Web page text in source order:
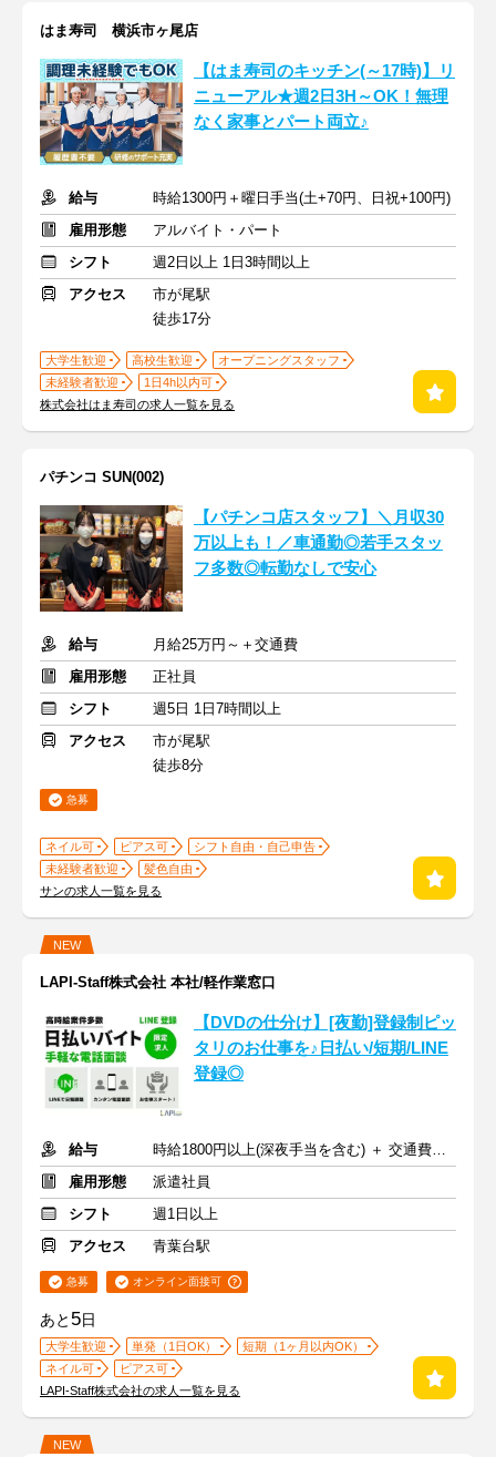
はま寿司 横浜市ヶ尾店
【はま寿司のキッチン(～17時)】リ
ニューアル★週2日3H～OK！無理
なく家事とパート両立♪
給与
時給1300円＋曜日手当(土+70円、日祝+100円)
雇用形態
アルバイト・パート
シフト
週2日以上 1日3時間以上
アクセス
市が尾駅
徒歩17分
大学生歓迎 高校生歓迎
オープニングスタッフ
未経験者歓迎
1日4h以内可
株式会社はま寿司の求人一覧を見る
パチンコ SUN(002)
【パチンコ店スタッフ】＼月収30
万以上も！／車通勤◎若手スタッ
フ多数◎転勤なしで安心
給与
月給25万円～＋交通費
雇用形態
正社員
シフト
週5日 1日7時間以上
アクセス
市が尾駅
徒歩8分
急募
ネイル可 ピアス可
シフト自由・自己申告
未経験者歓迎
髪色自由
サンの求人一覧を見る
NEW
LAPI-Staff株式会社 本社/軽作業窓口
【DVDの仕分け】[夜勤]登録制ピッ
タリのお仕事を♪日払い/短期/LINE
登録◎
給与
時給1800円以上(深夜手当を含む) ＋ 交通費全額支給
雇用形態
派遣社員
シフト
週1日以上
アクセス
青葉台駅
急募 オンライン面接可
あと 5日
大学生歓迎 単発（1日OK）
短期（1ヶ月以内OK）
ネイル可
ピアス可
LAPI-Staff株式会社の求人一覧を見る
NEW